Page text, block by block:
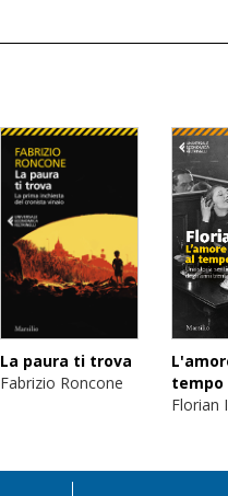
La paura ti trova
Fabrizio Roncone
tempo
Florian